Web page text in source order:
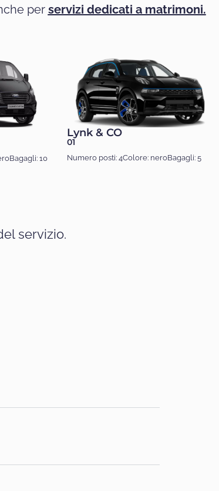
per servizi dedicati a matrimoni.
Bagagli: 10
Lynk & CO
01
Numero posti: 4Colore: neroBagagli: 5
servizio.